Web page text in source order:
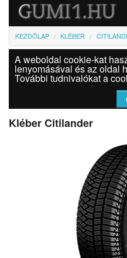
Gumi
Felni
Szolgáltatások
KEZDŐLAP KLÉBER
A weboldal cookie-kat
lenyomásával és az oldal
További tudnivalókat a
Kléber Citilander